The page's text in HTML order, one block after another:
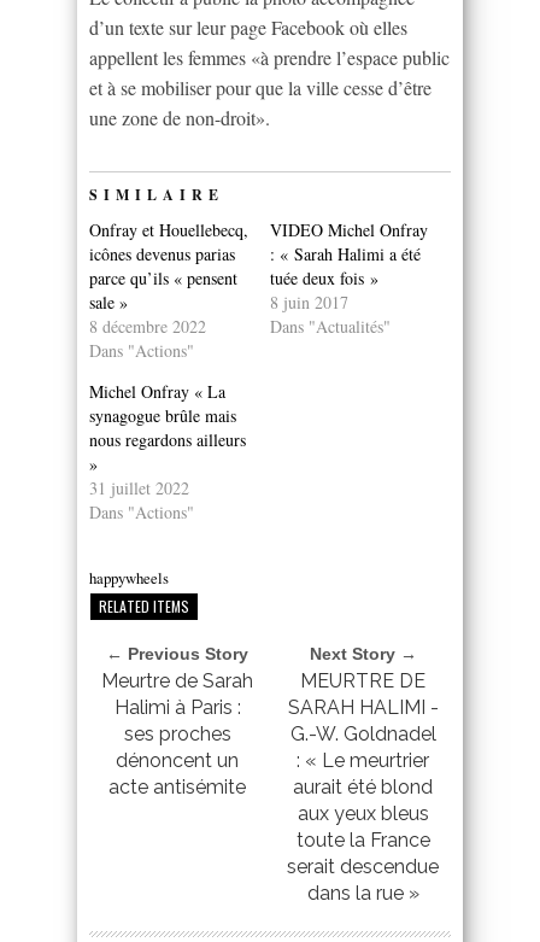
d’un texte sur leur page Facebook où elles
appellent les femmes «à prendre l’espace public
et à se mobiliser pour que la ville cesse d’être
une zone de non-droit».
SIMILAIRE
Onfray et Houellebecq,
icônes devenus parias
parce qu’ils « pensent
sale »
8 décembre 2022
Dans "Actions"
VIDEO Michel Onfray
: « Sarah Halimi a été
tuée deux fois »
8 juin 2017
Dans "Actualités"
Michel Onfray « La
synagogue brûle mais
nous regardons ailleurs
»
31 juillet 2022
Dans "Actions"
happywheels
RELATED ITEMS
← Previous Story
Meurtre de Sarah
Halimi à Paris :
ses proches
dénoncent un
acte antisémite
Next Story →
MEURTRE DE
SARAH HALIMI -
G.-W. Goldnadel
: « Le meurtrier
aurait été blond
aux yeux bleus
toute la France
serait descendue
dans la rue »